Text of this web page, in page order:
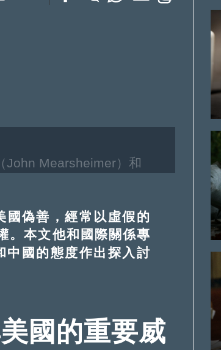
Mearsheimer）和
邏輯。本文翻譯自該次
國偽善，經常以虛假的
。本文他和國際關係專
中國的態度作出探入討
國的重要威